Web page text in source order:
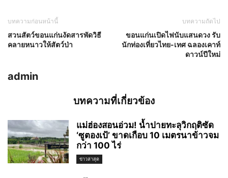
บทความก่อนหน้านี้
สวนสัตว์ขอนแก่นงัดสารพัดวิธี
คลายหนาวให้สัตว์ป่า
บทความถัดไป
ขอนแก่นเปิดไฟนับแสนดวง รับ
นักท่องเที่ยวไทย-เทศ ฉลองเคาท์
ดาวน์ปีใหม่
admin
บทความที่เกี่ยวข้อง
แม่ฮ่องสอนอ่วม! น้ำปายทะลุวิกฤติซัด
‘ซูตองเป้’ ขาดเกือบ 10 เมตรนาข้าวจม
กว่า 100 ไร่
ข่าวล่าสุด